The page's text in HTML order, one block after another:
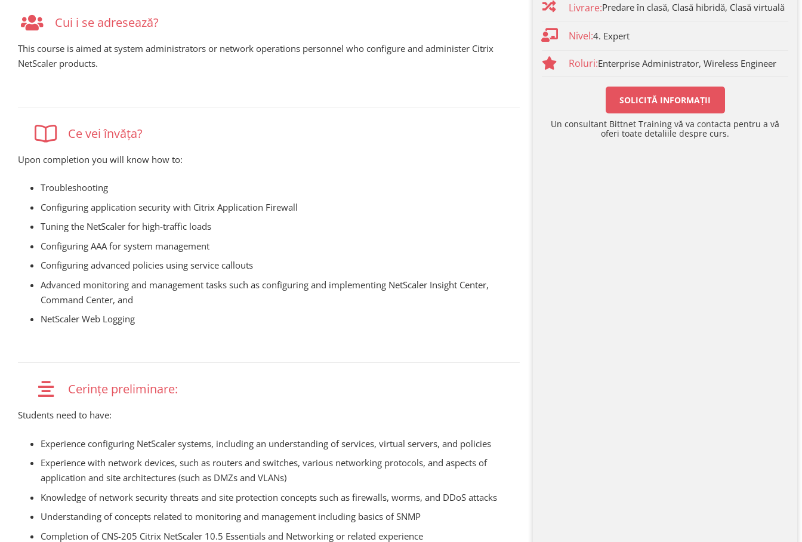
Cui i se adresează?
This course is aimed at system administrators or network operations personnel who configure and administer Citrix
NetScaler products.
Ce vei învăța?
Upon completion you will know how to:
Troubleshooting
Configuring application security with Citrix Application Firewall
Tuning the NetScaler for high-traffic loads
Configuring AAA for system management
Configuring advanced policies using service callouts
Advanced monitoring and management tasks such as configuring and implementing NetScaler Insight Center,
Command Center, and
NetScaler Web Logging
Cerințe preliminare:
Students need to have:
Experience configuring NetScaler systems, including an understanding of services, virtual servers, and policies
Experience with network devices, such as routers and switches, various networking protocols, and aspects of
application and site architectures (such as DMZs and VLANs)
Knowledge of network security threats and site protection concepts such as firewalls, worms, and DDoS attacks
Understanding of concepts related to monitoring and management including basics of SNMP
Completion of CNS-205 Citrix NetScaler 10.5 Essentials and Networking or related experience
Livrare:Predare în clasă, Clasă hibridă, Clasă virtuală
Nivel:4. Expert
Roluri:Enterprise Administrator, Wireless Engineer
SOLICITĂ INFORMAȚII